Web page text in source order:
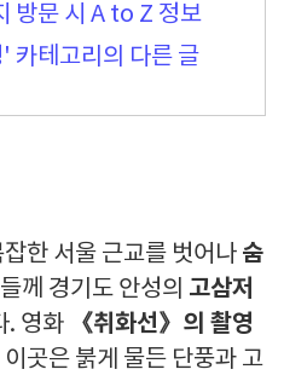
방문 시 A to Z 정보
카테고리의 다른 글
한 서울 근교를 벗어나 숨
께 경기도 안성의 고삼저
. 영화
《취화선》의 촬영
곳은 붉게 물든 단풍과 고